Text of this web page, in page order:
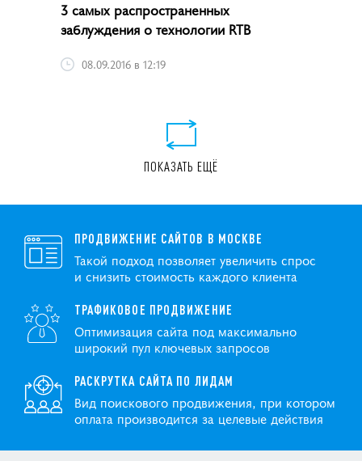
3 самых распространенных
заблуждения о технологии RTB
08.09.2016 в 12:19
ПОКАЗАТЬ ЕЩЁ
ПРОДВИЖЕНИЕ САЙТОВ В МОСКВЕ
Такой подход позволяет увеличить спрос
и снизить стоимость каждого клиента
ТРАФИКОВОЕ ПРОДВИЖЕНИЕ
Оптимизация сайта под максимально
широкий пул ключевых запросов
РАСКРУТКА САЙТА ПО ЛИДАМ
Вид поискового продвижения, при котором
оплата производится за целевые действия